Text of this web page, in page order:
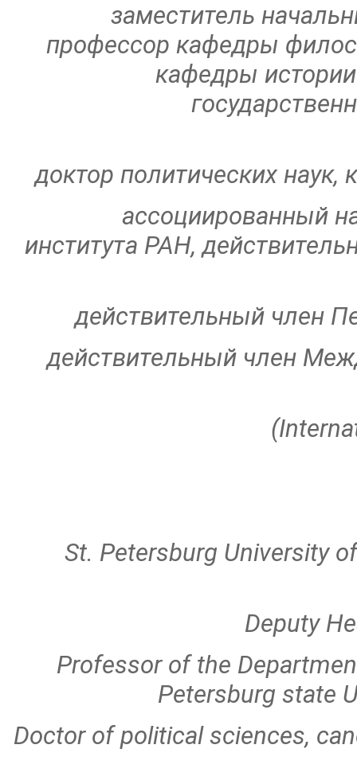
заместитель
профессор кафедры
кафедры
доктор политических наук,
ассоциированный
института РАН,
действительный член
действительный член
St. Petersburg University
Deputy
Professor of the
Petersburg state
Doctor of political sciences,